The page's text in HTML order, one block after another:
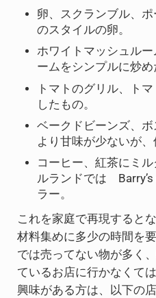
卵、スクランブル、
のスタイルの卵。
ホワイトマッシュル
ームをシンプルに炒め
トマトのグリル、ト
したもの。
ベークドビーンズ、
より甘味が少ないが、
コーヒー、紅茶にミ
ルランドでは Barry’s
ラー。
これを家庭で再現すると
材料集めに多少の時間を
では売ってない物が多く
ているお店に行かなくて
興味がある方は、以下の